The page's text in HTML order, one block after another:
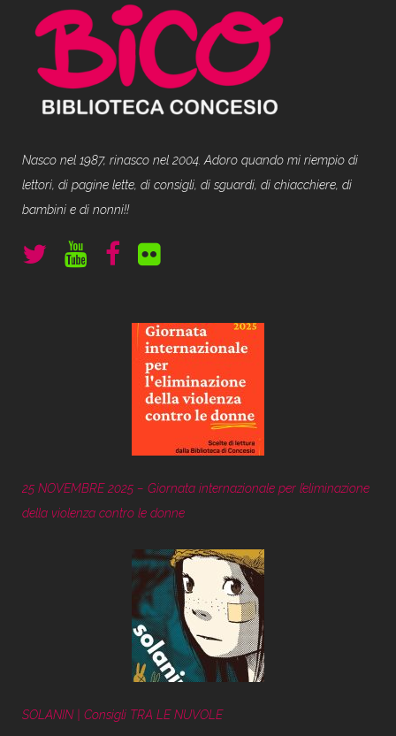
Nasco nel 1987, rinasco nel 2004. Adoro quando mi riempio di
lettori, di pagine lette, di consigli, di sguardi, di chiacchiere, di
bambini e di nonni!!
25 NOVEMBRE 2025 – Giornata internazionale per l’eliminazione
della violenza contro le donne
SOLANIN | Consigli TRA LE NUVOLE